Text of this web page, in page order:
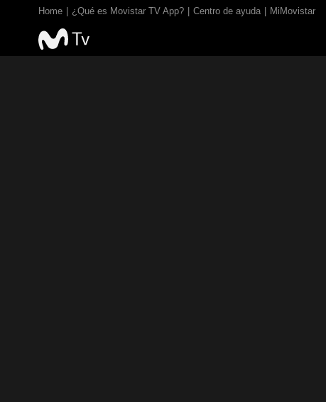
Home ¿Qué es Movistar TV App? Centro de ayuda MiMovistar